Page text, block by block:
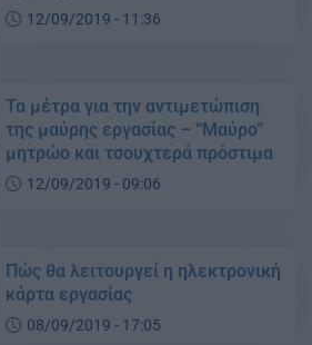
12/09/2019 - 11:36
Τα μέτρα για την αντιμετώπιση
της μαύρης εργασίας – “Μαύρο”
μητρώο και τσουχτερά πρόστιμα
12/09/2019 - 09:06
Πώς θα λειτουργεί η ηλεκτρονική
κάρτα εργασίας
08/09/2019 - 17:05